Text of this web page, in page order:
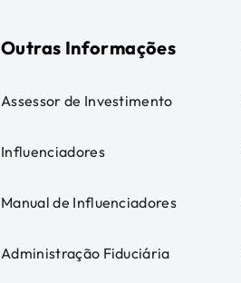
Outras Informações
Assessor de Investimento
Influenciadores
Manual de Influenciadores
Administração Fiduciária